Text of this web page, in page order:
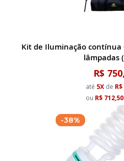
Kit de Iluminação contínua
lâmpadas
R$
até 5Xde
ou R$ 712,50
-38%